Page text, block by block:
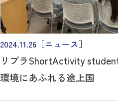
2024.11.26 ［ニュース］
リプラShortActivity student 素敵な人と素敵な
環境にあふれる途上国